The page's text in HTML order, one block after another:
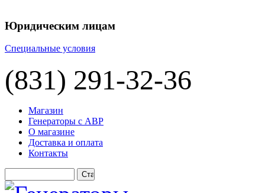
Юридическим лицам
Специальные условия
(831) 291-32-36
Магазин
Генераторы с АВР
О магазине
Доставка и оплата
Контакты